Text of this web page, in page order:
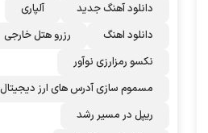
دانلود آهنگ جدید
آلپاری
دانلود اهنگ
رزرو هتل خارجی
نکسو رمزارزی نوآور
مسموم سازی آدرس های ارز دیجیتال
ریپل در مسیر رشد